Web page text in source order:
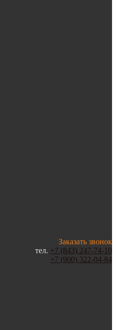
Заказать звонок
тел. +7 (843) 247-74-10
+7 (900) 322-04-84